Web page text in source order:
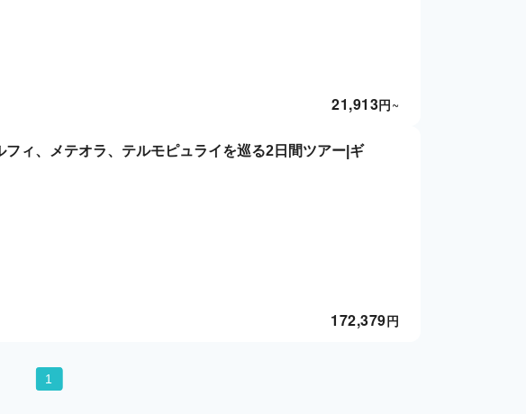
円
21,913 ~
フィ、メテオラ、テルモピュライを巡る2日間ツアー|ギ
円
172,379
1